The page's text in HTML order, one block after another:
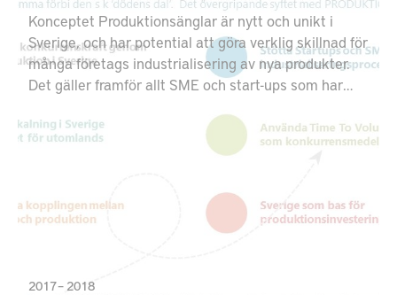
Konceptet Produktionsänglar är nytt och unikt i
Sverige, och har potential att göra verklig skillnad för
många företags industrialisering av nya produkter.
Det gäller framför allt SME och start-ups som har
realisera ritningen eller prototypen till fysiska
produkter. Konceptet Produktionsänglar fungerar på
den del i värdekedjan som ibland brukar kallas ”the
death valley”. Konceptet ägs av KTH Södertälje i
samarbete med Södertälje Science Park.
2017 – 2018